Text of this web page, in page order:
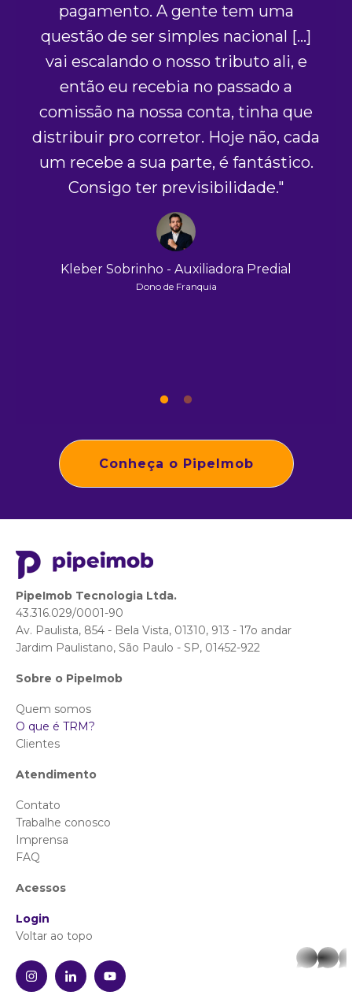
pagamento. A gente tem uma
questão de ser simples nacional [...]
vai escalando o nosso tributo ali, e
então eu recebia no passado a
comissão na nossa conta, tinha que
distribuir pro corretor. Hoje não, cada
um recebe a sua parte, é fantástico.
Consigo ter previsibilidade."
Kleber Sobrinho - Auxiliadora Predial
Dono de Franquia
Conheça o PipeImob
PipeImob Tecnologia Ltda.
43.316.029/0001-90
Av. Paulista, 854 - Bela Vista, 01310, 913 - 17o andar
Jardim Paulistano, São Paulo - SP, 01452-922
Sobre o PipeImob
Quem somos
O que é TRM?
Clientes
Atendimento
Contato
Trabalhe conosco
Imprensa
FAQ
Acessos
Login
Voltar ao topo